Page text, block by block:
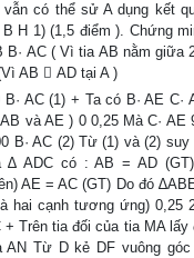
vẫn có thể sử A dụng kết
H 1) (1,5 điểm ). Chứng
B· AC ( Vì tia AB nằm giữa
AB  AD tại A )
B· AC (1) + Ta có B· AE
và AE ) 0 0,25 Mà C·
B· AC (2) Từ (1) và (2) suy
ADC có : AB = AD (GT)
AE = AC (GT) Do đó
hai cạnh tương ứng) 0,25
+ Trên tia đối của tia MA lấy
AN Từ D kẻ DF vuông